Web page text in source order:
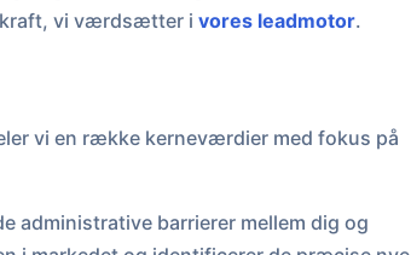
vi værdsætter ivores leadmotor.
vi en række kerneværdier med fokus på
administrative barrierer mellem dig og